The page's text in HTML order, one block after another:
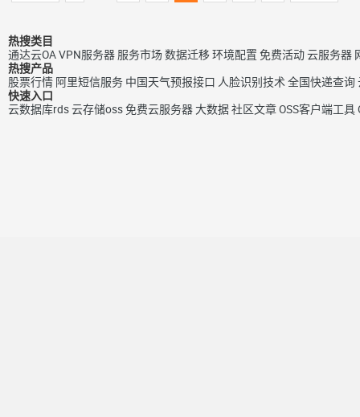
热搜类目
通达云OAVPN服务器 服务市场数据迁移环境配置 免费活动云服务器
热搜产品
股票行情 阿里短信服务 中国天气预报接口 人脸识别技术 全国快递查询
快速入口
云数据库rds云存储oss免费云服务器大数据社区文章OSS客户端工具